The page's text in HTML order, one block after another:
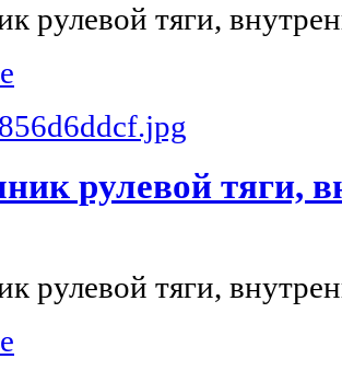
рулевой тяги,
рулевой тяги,
рулевой тяги,